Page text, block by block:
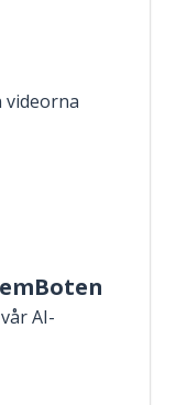
videorna
AI-